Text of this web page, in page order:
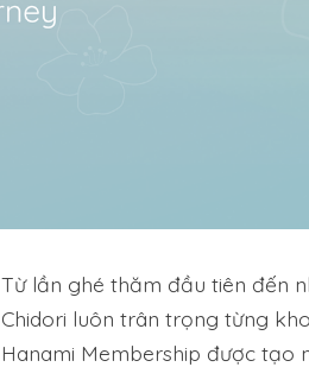
Từ lần ghé thăm đầu tiên đến
Chidori luôn trân trọng từng
Hanami Membership được tạo